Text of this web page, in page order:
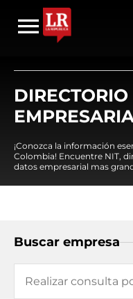
¡Conozca la información
Colombia! Encuentre NIT,
datos empresarial mas
Buscar empresa